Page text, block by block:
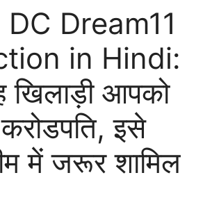
Dream11
in Hindi:
आपको
करोडपति, इसे
में जरूर शामिल